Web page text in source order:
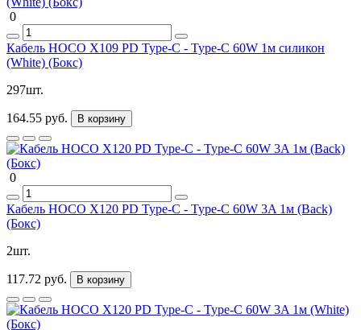
0
Кабель HOCO X109 PD Type-C - Type-C 60W 1м cиликон
(White) (Бокс)
297шт.
164.55 руб. В корзину
0
Кабель HOCO X120 PD Type-C - Type-C 60W 3A 1м (Back)
(Бокс)
2шт.
117.72 руб. В корзину